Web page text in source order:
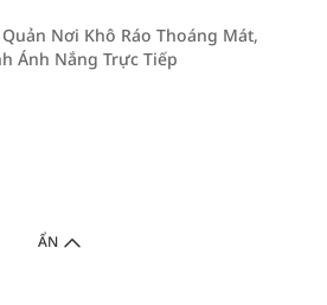
Quản Nơi Khô Ráo Thoáng Mát,
Ánh Nắng Trực Tiếp
ẨN